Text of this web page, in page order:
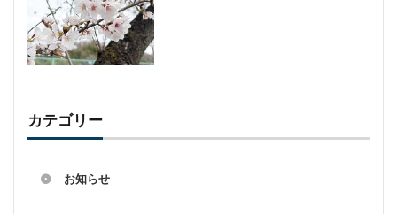
カテゴリー
お知らせ